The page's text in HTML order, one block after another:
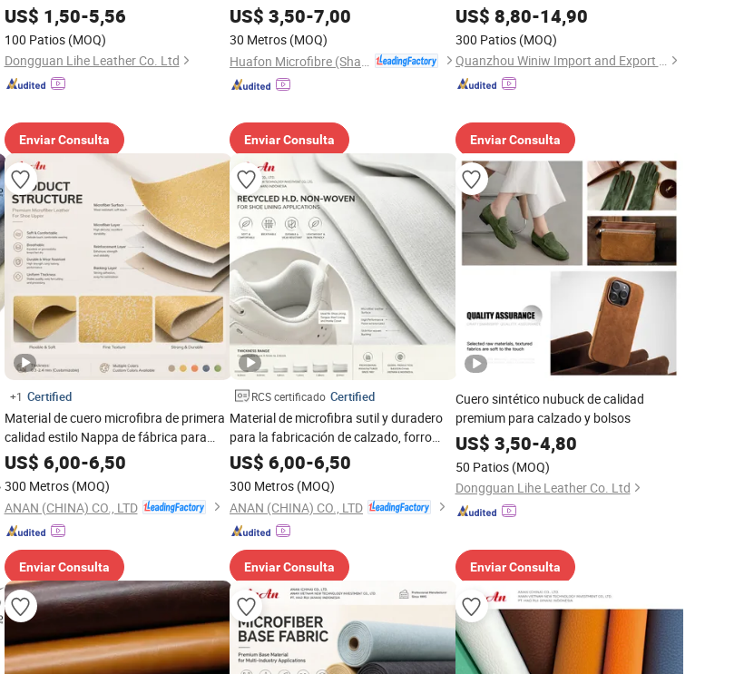
US$ 1,50-5,56
100 Patios (MOQ)
Dongguan Lihe Leather Co. Ltd
Enviar Consulta
PU
US$ 3,50-7,00
30 Metros (MOQ)
Enviar Consulta
calzado
US$ 8,80-14,90
300 Patios (MOQ)
Quanzhou Winiw Import and Export Co., Ltd.
Enviar Consulta
+1 Certified
Material de cuero microfibra de primera
calidad estilo Nappa de fábrica para
zapatillas de estilo de vida
US$ 6,00-6,50
300 Metros (MOQ)
ANAN (CHINA) CO., LTD
Enviar Consulta
RCS certificado Certified
Material de microfibra sutil y duradero
para la fabricación de calzado, forro
interior, proveedor certificado Reach
US$ 6,00-6,50
300 Metros (MOQ)
ANAN (CHINA) CO., LTD
Enviar Consulta
Cuero sintético nubuck de calidad
premium para calzado y bolsos
US$ 3,50-4,80
50 Patios (MOQ)
Dongguan Lihe Leather Co. Ltd
Enviar Consulta